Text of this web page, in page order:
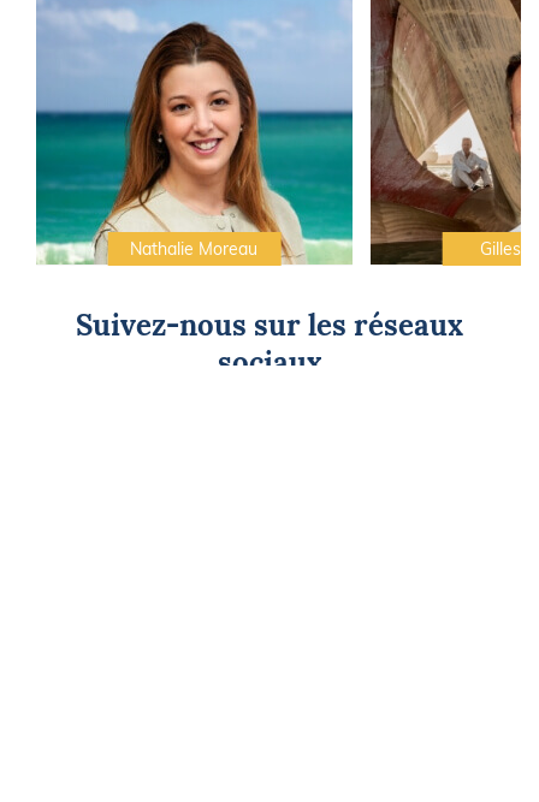
Nathalie Moreau Gilles
Suivez-nous sur les réseaux
sociaux